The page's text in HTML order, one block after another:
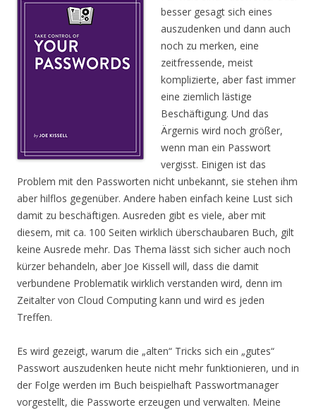
besser gesagt sich eines
auszudenken und dann auch
noch zu merken, eine
zeitfressende, meist
komplizierte, aber fast immer
eine ziemlich lästige
Beschäftigung. Und das
Ärgernis wird noch größer,
wenn man ein Passwort
vergisst. Einigen ist das
Problem mit den Passworten nicht unbekannt, sie stehen ihm
aber hilflos gegenüber. Andere haben einfach keine Lust sich
damit zu beschäftigen. Ausreden gibt es viele, aber mit
diesem, mit ca. 100 Seiten wirklich überschaubaren Buch, gilt
keine Ausrede mehr. Das Thema lässt sich sicher auch noch
kürzer behandeln, aber Joe Kissell will, dass die damit
verbundene Problematik wirklich verstanden wird, denn im
Zeitalter von Cloud Computing kann und wird es jeden
Treffen.
Es wird gezeigt, warum die „alten“ Tricks sich ein „gutes“
Passwort auszudenken heute nicht mehr funktionieren, und in
der Folge werden im Buch beispielhaft Passwortmanager
vorgestellt, die Passworte erzeugen und verwalten. Meine